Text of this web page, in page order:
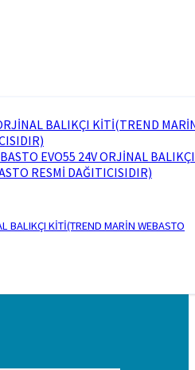
BALIKÇI KİTİ(TREND MARİN WEBASTO